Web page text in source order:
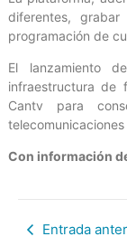
diferentes,
programación de
El lanzamiento
infraestructura
Cantv para
telecomunicaciones
Con información
Entrada